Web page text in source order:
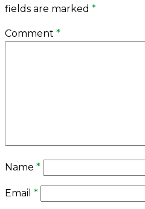
fields are marked *
Comment *
Name *
Email *